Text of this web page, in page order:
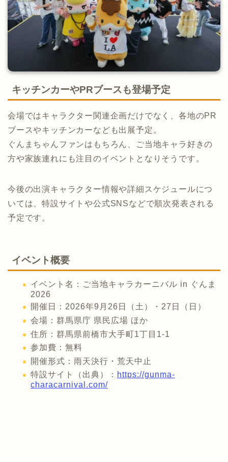
キッチンカーやPRブースも登場予定
会場ではキャラクター関連企画だけでなく、各地のPR
ブースやキッチンカーなども出展予定。
ぐんまちゃんファンはもちろん、ご当地キャラ好きの
方や家族連れにも注目のイベントとなりそうです。
今後の出演キャラクター情報や詳細スケジュールにつ
いては、特設サイトや公式SNSなどで順次発表される
予定です。
イベント概要
イベント名：ご当地キャラカーニバル in ぐんま
2026
開催日：2026年9月26日（土）・27日（日）
会場：群馬県庁 県民広場 ほか
住所：群馬県前橋市大手町1丁目1-1
参加費：無料
開催形式：雨天決行・荒天中止
特設サイト（出典）： https://gunma-
characarnival.com/